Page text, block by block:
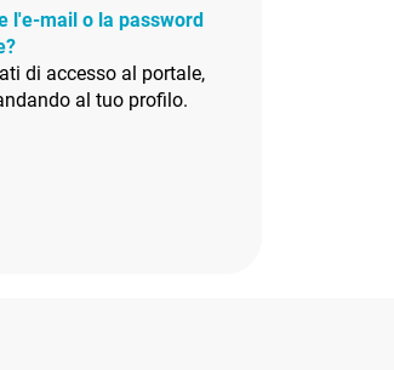
l'e-mail o la password
di accesso al portale,
al tuo profilo.